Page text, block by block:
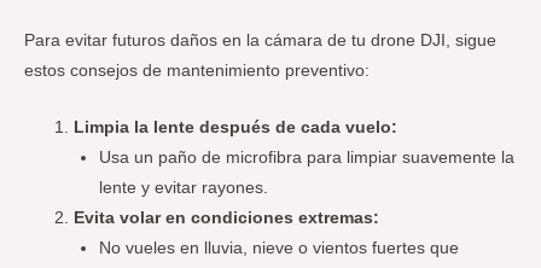
Para evitar futuros daños en la cámara de tu drone DJI, sigue
estos consejos de mantenimiento preventivo:
Limpia la lente después de cada vuelo:
Usa un paño de microfibra para limpiar suavemente la
lente y evitar rayones.
Evita volar en condiciones extremas:
No vueles en lluvia, nieve o vientos fuertes que